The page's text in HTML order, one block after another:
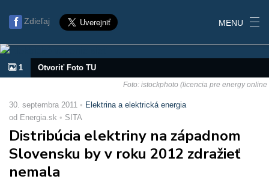
Zdieľaj MENU
1 Otvoriť Foto TU
Foto: istockphoto (licencia pre energy online
30. septembra 2011
Elektrina a elektrická energia
od Energia.sk
SITA
Distribúcia elektriny na západnom
Slovensku by v roku 2012 zdražieť
nemala